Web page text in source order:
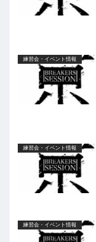
練習会・イベント情報
練習会・イベント情報
練習会・イベント情報